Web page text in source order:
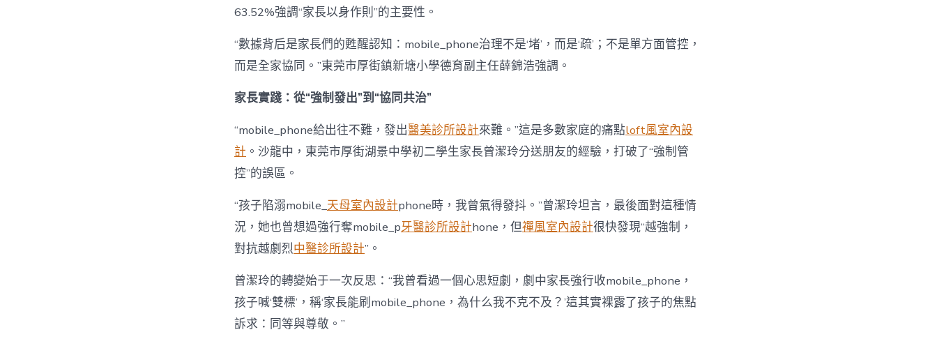
63.52%強調“家長以身作則”的主要性。
“數據背后是家長們的甦醒認知：mobile_phone治理不是‘堵’，而是‘疏’；不是單方面管控，
而是全家協同。”東莞市厚街鎮新塘小學德育副主任薛錦浩強調。
家長實踐：從“強制發出”到“協同共治”
“mobile_phone給出往不難，發出醫美診所設計來難。”這是多數家庭的痛點loft風室內設
計 。沙龍中，東莞市厚街湖景中學初二學生家長曾潔玲分送朋友的經驗，打破了“強制管
控”的誤區。
“孩子陷溺mobile_天母室內設計phone時，我曾氣得發抖。”曾潔玲坦言，最後面對這種情
況，她也曾想過強行奪mobile_p牙醫診所設計hone，但禪風室內設計很快發現“越強制，
對抗越劇烈中醫診所設計”。
曾潔玲的轉變始于一次反思：“我曾看過一個心思短劇，劇中家長強行收mobile_phone，
孩子喊‘雙標’，稱‘家長能刷mobile_phone，為什么我不克不及？’這其實裸露了孩子的焦點
訴求：同等與尊敬。”